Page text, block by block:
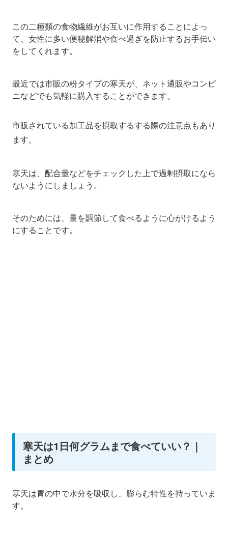
この二種類の食物繊維がお互いに作用することによっ
て、女性に多い便秘解消や食べ過ぎを防止するお手伝い
をしてくれます。
最近では市販の粉タイプの寒天が、ネット通販やコンビ
ニなどでも気軽に購入することができます。
市販されている加工品を摂取するする際の注意点もあり
ます。
寒天は、配合量などをチェックした上で過剰摂取になら
ないようにしましょう。
そのためには、量を調節して食べるように心がけるよう
にすることです。
寒天は1日何グラムまで食べていい？｜
まとめ
寒天は胃の中で水分を吸収し、膨らむ特性を持っていま
す。